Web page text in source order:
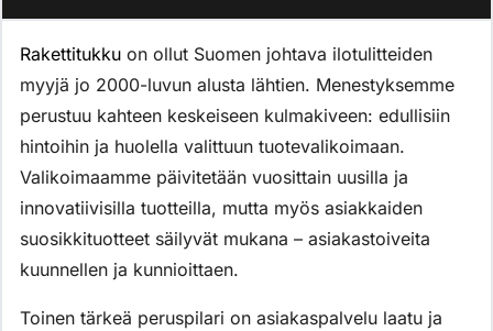
Rakettitukku on ollut Suomen johtava ilotulitteiden
myyjä jo 2000-luvun alusta lähtien. Menestyksemme
perustuu kahteen keskeiseen kulmakiveen: edullisiin
hintoihin ja huolella valittuun tuotevalikoimaan.
Valikoimaamme päivitetään vuosittain uusilla ja
innovatiivisilla tuotteilla, mutta myös asiakkaiden
suosikkituotteet säilyvät mukana – asiakastoiveita
kuunnellen ja kunnioittaen.
Toinen tärkeä peruspilari on asiakaspalvelu laatu ja